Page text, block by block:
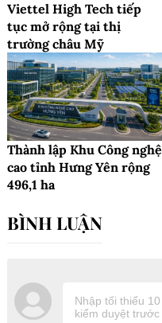
Viettel High Tech tiếp
tục mở rộng tại thị
trường châu Mỹ
Thành lập Khu Công nghệ
cao tỉnh Hưng Yên rộng
496,1 ha